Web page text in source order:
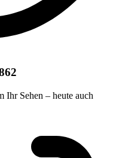
Ihr Sehen – heute auch